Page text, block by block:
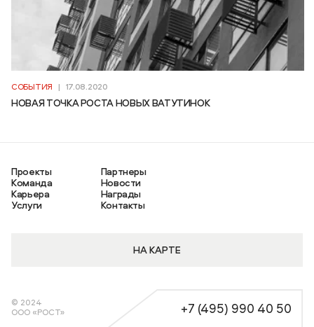
СОБЫТИЯ | 17.08.2020
НОВАЯ ТОЧКА РОСТА НОВЫХ ВАТУТИНОК
Проекты
Проекты
Команда
Команда
Карьера
Карьера
Услуги
Партнеры
Партнеры
Новости
Новости
Награды
Награды
Контакты
НА КАРТЕ
© 2024
ООО «РОСТ»
+7 (495) 990 40 50